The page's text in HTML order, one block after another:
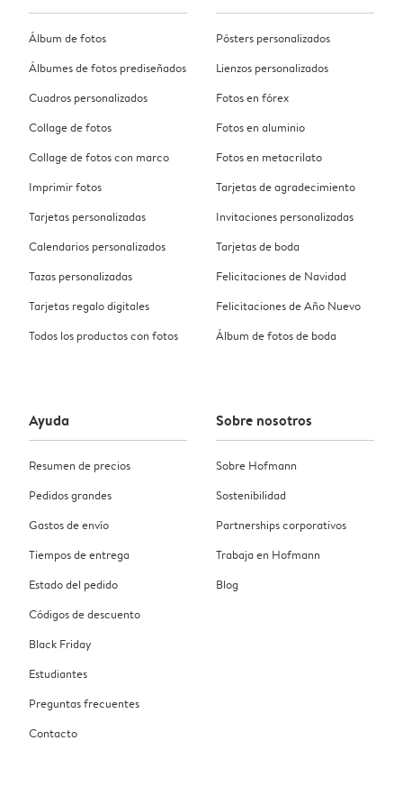
Álbum de fotos
Álbumes de fotos prediseñados
Cuadros personalizados
Collage de fotos
Collage de fotos con marco
Imprimir fotos
Tarjetas personalizadas
Calendarios personalizados
Tazas personalizadas
Tarjetas regalo digitales
Todos los productos con fotos
Pósters personalizados
Lienzos personalizados
Fotos en fórex
Fotos en aluminio
Fotos en metacrilato
Tarjetas de agradecimiento
Invitaciones personalizadas
Tarjetas de boda
Felicitaciones de Navidad
Felicitaciones de Año Nuevo
Álbum de fotos de boda
Ayuda
Resumen de precios
Pedidos grandes
Gastos de envío
Tiempos de entrega
Estado del pedido
Códigos de descuento
Black Friday
Estudiantes
Preguntas frecuentes
Contacto
Sobre nosotros
Sobre Hofmann
Sostenibilidad
Partnerships corporativos
Trabaja en Hofmann
Blog